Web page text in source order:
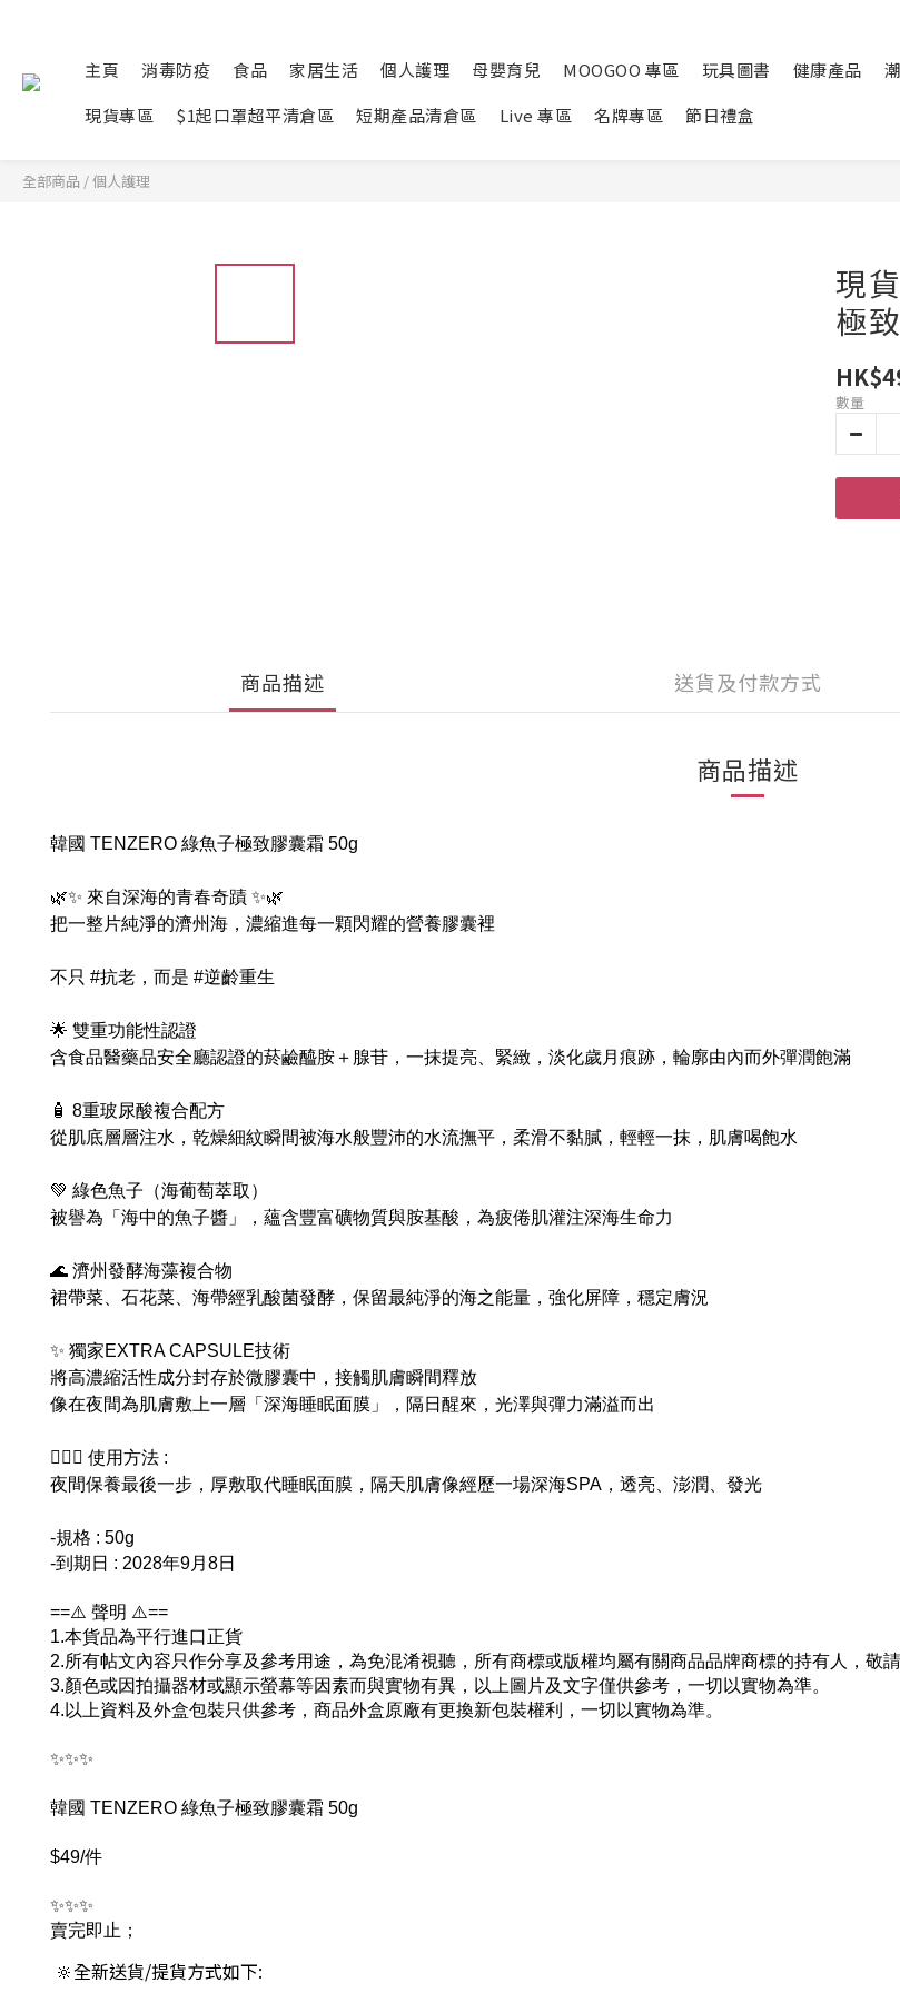
主頁 消毒防疫 食品 家居生活 個人護理 母嬰育兒 MOOGOO 專區 玩具圖書 健康產品
現貨專區
$1起口罩超平清倉區 短期產品清倉區 Live 專區 名牌專區 節日禮盒
全部商品 /個人護理
現
極
數量
商品描述 送貨及付款方式
商品描述
韓國 TENZERO 綠魚子極致膠囊霜 50g
🌿✨ 來自深海的青春奇蹟 ✨🌿
把一整片純淨的濟州海，濃縮進每一顆閃耀的營養膠囊裡
不只 #抗老，而是 #逆齡重生
🌟 雙重功能性認證
含食品醫藥品安全廳認證的菸鹼醯胺＋腺苷，一抹提亮、緊緻，淡化歲月痕跡，輪廓由內而外彈潤飽滿
🧴 8重玻尿酸複合配方
從肌底層層注水，乾燥細紋瞬間被海水般豐沛的水流撫平，柔滑不黏膩，輕輕一抹，肌膚喝飽水
💚 綠色魚子（海葡萄萃取）
被譽為「海中的魚子醬」，蘊含豐富礦物質與胺基酸，為疲倦肌灌注深海生命力
🌊 濟州發酵海藻複合物
裙帶菜、石花菜、海帶經乳酸菌發酵，保留最純淨的海之能量，強化屏障，穩定膚況
✨ 獨家EXTRA CAPSULE技術
將高濃縮活性成分封存於微膠囊中，接觸肌膚瞬間釋放
像在夜間為肌膚敷上一層「深海睡眠面膜」，隔日醒來，光澤與彈力滿溢而出
🧖🏻‍♀️ 使用方法 :
夜間保養最後一步，厚敷取代睡眠面膜，隔天肌膚像經歷一場深海SPA，透亮、澎潤、發光
-規格 : 50g
-到期日 : 2028年9月8日
==⚠️ 聲明 ⚠️==
1.本貨品為平行進口正貨
2.所有帖文內容只作分享及參考用途，為免混淆視聽，所有商標或版權均屬有關商品品牌商標的持有人，敬請
3.顏色或因拍攝器材或顯示螢幕等因素而與實物有異，以上圖片及文字僅供參考，一切以實物為準。
4.以上資料及外盒包裝只供參考，商品外盒原廠有更換新包裝權利，一切以實物為準。
✨✨✨
韓國 TENZERO 綠魚子極致膠囊霜 50g
$49/件
✨✨✨
賣完即止；
🔆全新送貨/提貨方式如下: